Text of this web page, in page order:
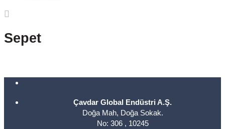
Sepet
Çavdar Global Endüstri A.Ş.
Doğa Mah, Doğa Sokak.
No: 306 , 10245